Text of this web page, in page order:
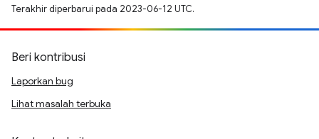
Terakhir diperbarui pada 2023-06-12 UTC.
Beri kontribusi
Laporkan bug
Lihat masalah terbuka